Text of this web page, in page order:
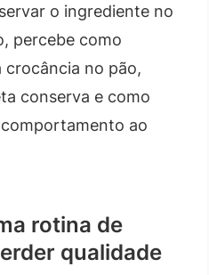
o ingrediente no
percebe como
crocância no pão,
conserva e como
ao
rotina de
qualidade